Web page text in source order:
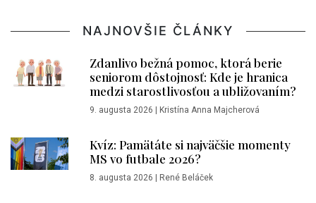
NAJNOVŠIE ČLÁNKY
Zdanlivo bežná pomoc, ktorá berie
seniorom dôstojnosť: Kde je hranica
medzi starostlivosťou a ubližovaním?
9. augusta 2026 | Kristína Anna Majcherová
Kvíz: Pamätáte si najväčšie momenty
MS vo futbale 2026?
8. augusta 2026 | René Beláček